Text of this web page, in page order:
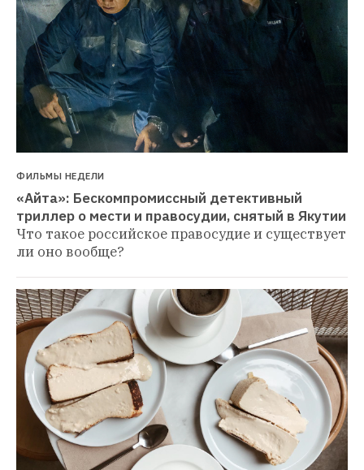
ФИЛЬМЫ НЕДЕЛИ
«Айта»: Бескомпромиссный детективный
триллер о мести и правосудии, снятый в Якутии
Что такое российское правосудие и существует
ли оно вообще?